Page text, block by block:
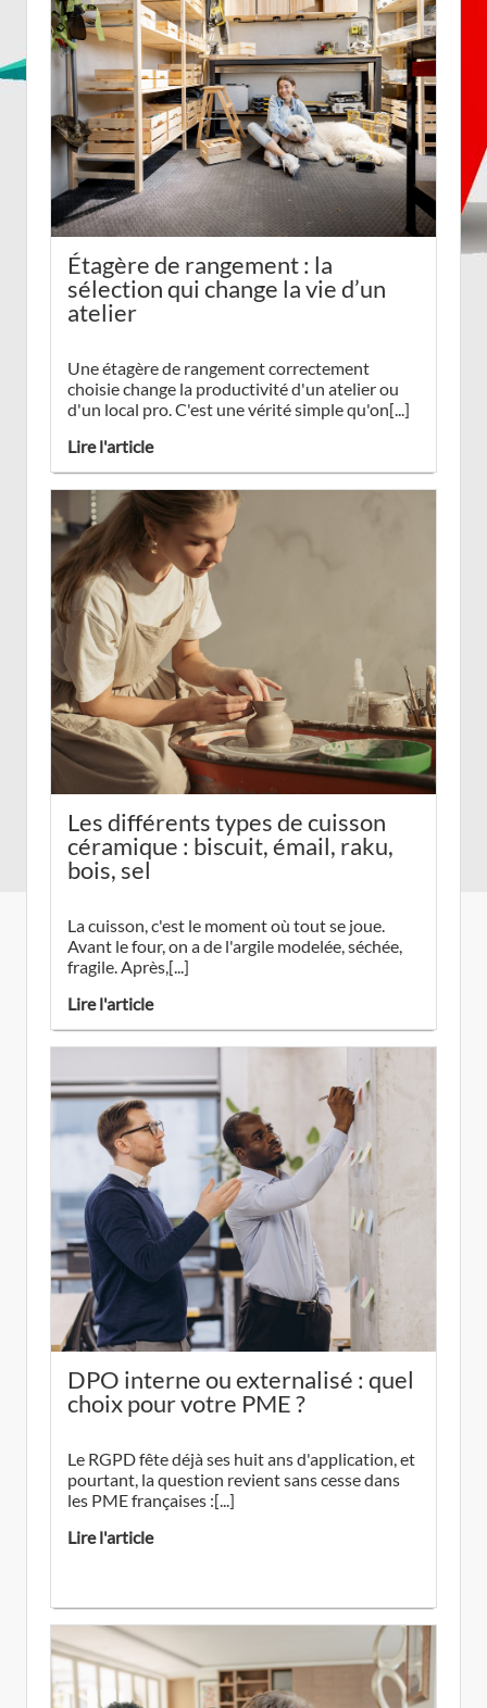
Étagère de rangement : la
sélection qui change la vie d’un
atelier
Une étagère de rangement correctement
choisie change la productivité d'un atelier ou
d'un local pro. C'est une vérité simple qu'on[...]
Lire l'article
Les différents types de cuisson
céramique : biscuit, émail, raku,
bois, sel
La cuisson, c'est le moment où tout se joue.
Avant le four, on a de l'argile modelée, séchée,
fragile. Après,[...]
Lire l'article
DPO interne ou externalisé : quel
choix pour votre PME ?
Le RGPD fête déjà ses huit ans d'application, et
pourtant, la question revient sans cesse dans
les PME françaises :[...]
Lire l'article